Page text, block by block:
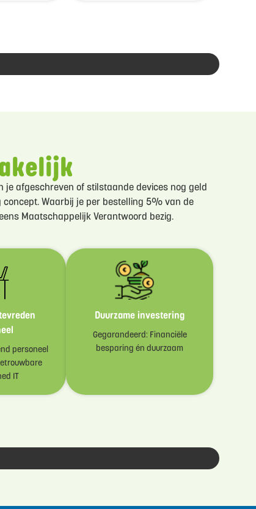
afgeschreven of stilstaande devices nog geld
concept. Waarbij je per bestelling 5% van de
Maatschappelijk Verantwoord bezig.
personeel
IT
Duurzame investering
Gegarandeerd: Financiële
besparing én duurzaam